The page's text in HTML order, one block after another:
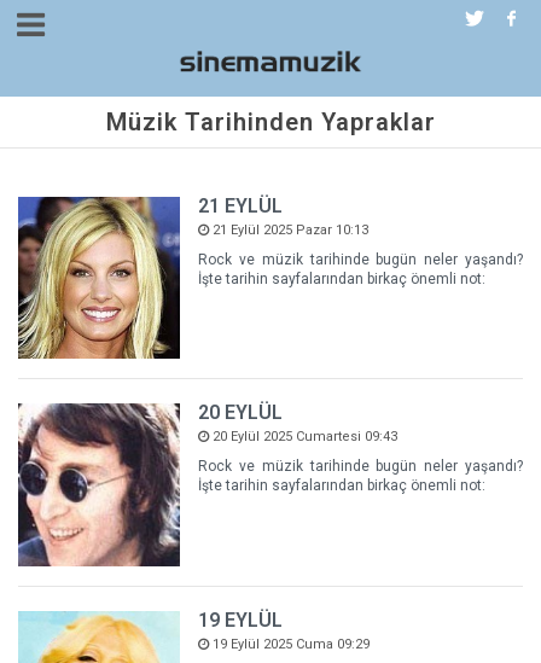
Müzik Tarihinden Yapraklar
21 EYLÜL
21 Eylül 2025 Pazar 10:13
Rock ve müzik tarihinde bugün neler yaşandı?
İşte tarihin sayfalarından birkaç önemli not:
20 EYLÜL
20 Eylül 2025 Cumartesi 09:43
Rock ve müzik tarihinde bugün neler yaşandı?
İşte tarihin sayfalarından birkaç önemli not:
19 EYLÜL
19 Eylül 2025 Cuma 09:29